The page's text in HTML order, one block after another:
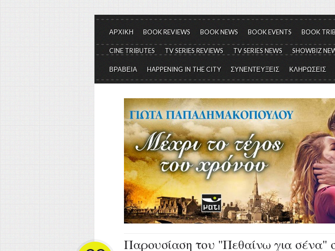
ΑΡΧΙΚΗ BOOK REVIEWS BOOK NEWS BOOK EVENTS BOOK
CINE TRIBUTES TV SERIES REVIEWS TV SERIES NEWS SHOWBIZ
ΒΡΑΒΕΙΑ HAPPENING IN THE CITY ΣΥΝΕΝΤΕΥΞΕΙΣ ΚΛΗΡΩΣΕΙΣ
Παρουσίαση του "Πεθαίνω για σένα"